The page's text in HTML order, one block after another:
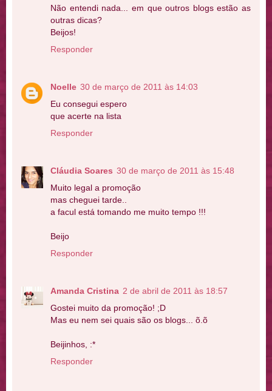
Não entendi nada... em que outros blogs estão as
outras dicas?
Beijos!
Responder
Noelle 30 de março de 2011 às 14:03
Eu consegui espero
que acerte na lista
Responder
Cláudia Soares 30 de março de 2011 às 15:48
Muito legal a promoção
mas cheguei tarde..
a facul está tomando me muito tempo !!!
Beijo
Responder
Amanda Cristina 2 de abril de 2011 às 18:57
Gostei muito da promoção! ;D
Mas eu nem sei quais são os blogs... õ.õ
Beijinhos, :*
Responder